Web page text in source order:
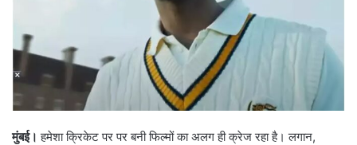
मुंबई। हमेशा ​क्रिकेट पर पर बनी फिल्मों का अलग ही क्रेज रहा है। लगान,